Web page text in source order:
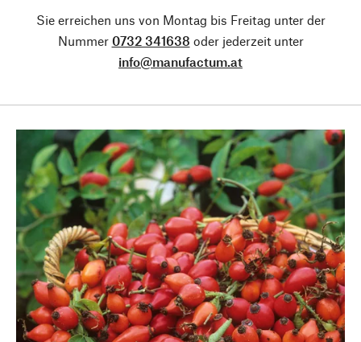
Sie erreichen uns von Montag bis Freitag unter der
Nummer 0732 341638 oder jederzeit unter
info@manufactum.at